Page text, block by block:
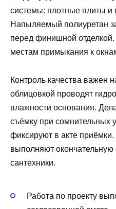
системы: плотные плиты
Напыляемый полиуретан
перед финишной
местам примыкания к
Контроль качества важен
облицовкой проводят
влажности основания.
съёмку при сомнительных
фиксируют в акте приёмки.
выполняют окончательную
сантехники.
Работа по проекту